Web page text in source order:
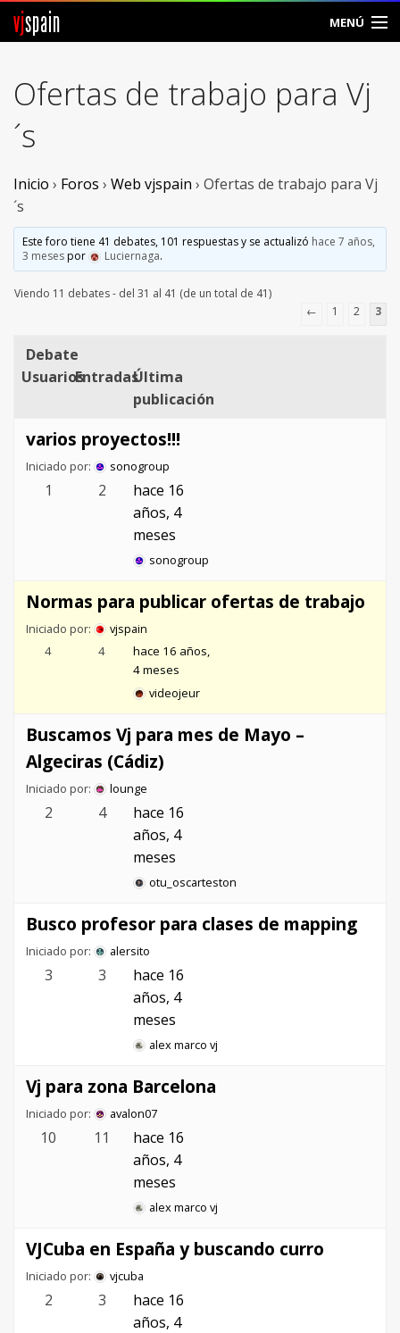
vjspain MENÚ
Foros
Noticias
Vjspain
Ayuda
Crear Cuenta
Ofertas de trabajo para Vj
´s
Inicio › Foros › Web vjspain › Ofertas de trabajo para Vj
´s
Este foro tiene 41 debates, 101 respuestas y se actualizó hace 7 años,
3 mesespor Luciernaga.
Viendo 11 debates - del 31 al 41 (de un total de 41)
←
1 2 3
Debate
UsuariosEntradasÚltima
publicación
varios proyectos!!!
Iniciado por: sonogroup
1 2
hace 16
años, 4
meses
sonogroup
Normas para publicar ofertas de trabajo
Iniciado por:
vjspain
4
4
hace 16 años,
4 meses
videojeur
Buscamos Vj para mes de Mayo –
Algeciras (Cádiz)
Iniciado por: lounge
2 4
hace 16
años, 4
meses
otu_oscarteston
Busco profesor para clases de mapping
Iniciado por: alersito
3 3
hace 16
años, 4
meses
alex marco vj
Vj para zona Barcelona
Iniciado por: avalon07
10 11
hace 16
años, 4
meses
alex marco vj
VJCuba en España y buscando curro
Iniciado por: vjcuba
2 3
hace 16
años, 4